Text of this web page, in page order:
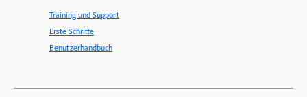
Training und Support
Erste Schritte
Benutzerhandbuch